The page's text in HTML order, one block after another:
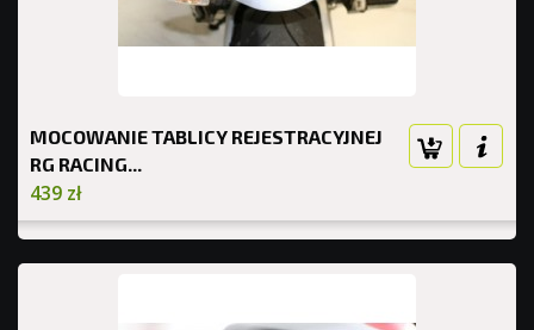
MOCOWANIE TABLICY REJESTRACYJNEJ
RG RACING...
439 zł